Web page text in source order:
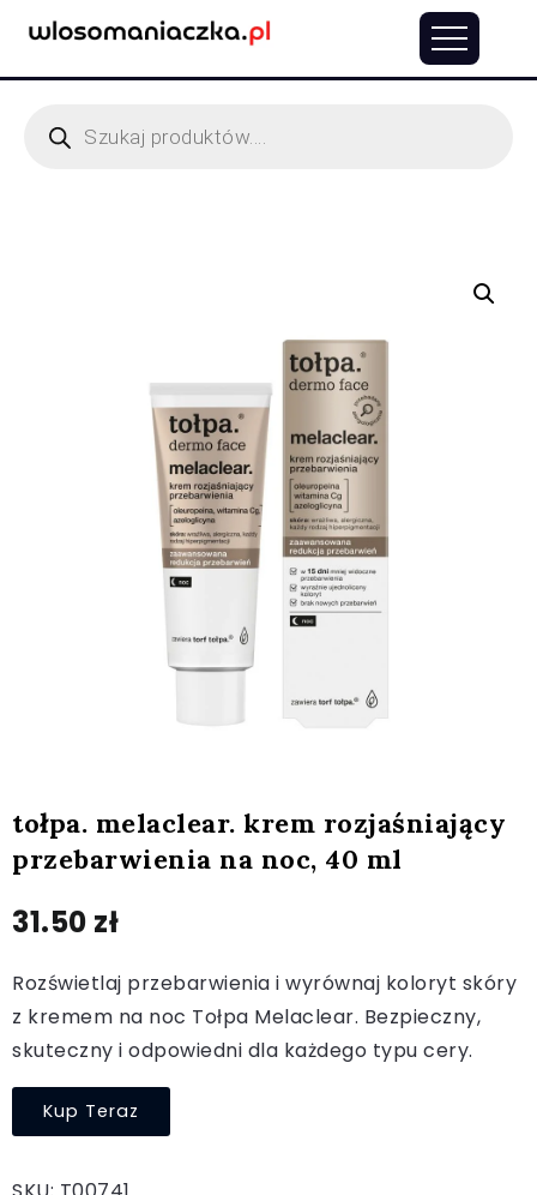
tołpa. melaclear. krem rozjaśniający
przebarwienia na noc, 40 ml
31.50 zł
Rozświetlaj przebarwienia i wyrównaj koloryt skóry
z kremem na noc Tołpa Melaclear. Bezpieczny,
skuteczny i odpowiedni dla każdego typu cery.
Kup Teraz